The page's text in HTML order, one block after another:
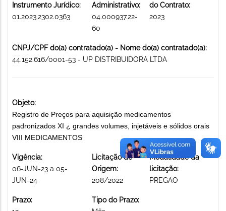
Instrumento Jurídico:
01.2023.2302.0363
Administrativo:
04.000937.22-
60
do Contrato:
2023
CNPJ/CPF do(a) contratado(a) - Nome do(a) contratado(a):
44.152.616/0001-53 - UP DISTRIBUIDORA LTDA
Objeto:
Registro de Preços para aquisição medicamentos
padronizados XI ¿ grandes volumes, injetáveis e sólidos orais
VIII MEDICAMENTOS
Vigência:
06-JUN-23 a 05-
JUN-24
Licitação de
Origem:
208/2022
Modalidade da
licitação:
PREGAO
Prazo:
Tipo do Prazo: